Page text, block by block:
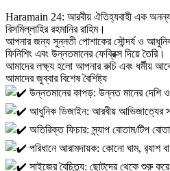
Haramain 24: আরবীয় ঐতিহ্যবাহী এক অনন্য
বিসমিল্লাহির রহমানির রাহিম।
আপনার জন্য সুন্নতী পোশাকের সৌন্দর্য ও
ফিনিশিং এবং উন্নতমানের ফেব্রিক্স দিয়ে তৈরি।
আমাদের লক্ষ্য হলো আপনার রুচি এবং ধর্মীয়
আমাদের জুব্বার বিশেষ বৈশিষ্ট্য
উন্নতমানের কাপড়: উন্নত মানের দেশি ও
আধুনিক ডিজাইন: আরবীয় আভিজাত্যের
অতিরিক্ত ফিচার: স্ন্যাপ বোতাম/টিপ
পরিধানে আরামদায়ক: কোনো ঘাম, র্যাশ
সাইজের বৈচিত্র্য: ছোটদের থেকে শুরু